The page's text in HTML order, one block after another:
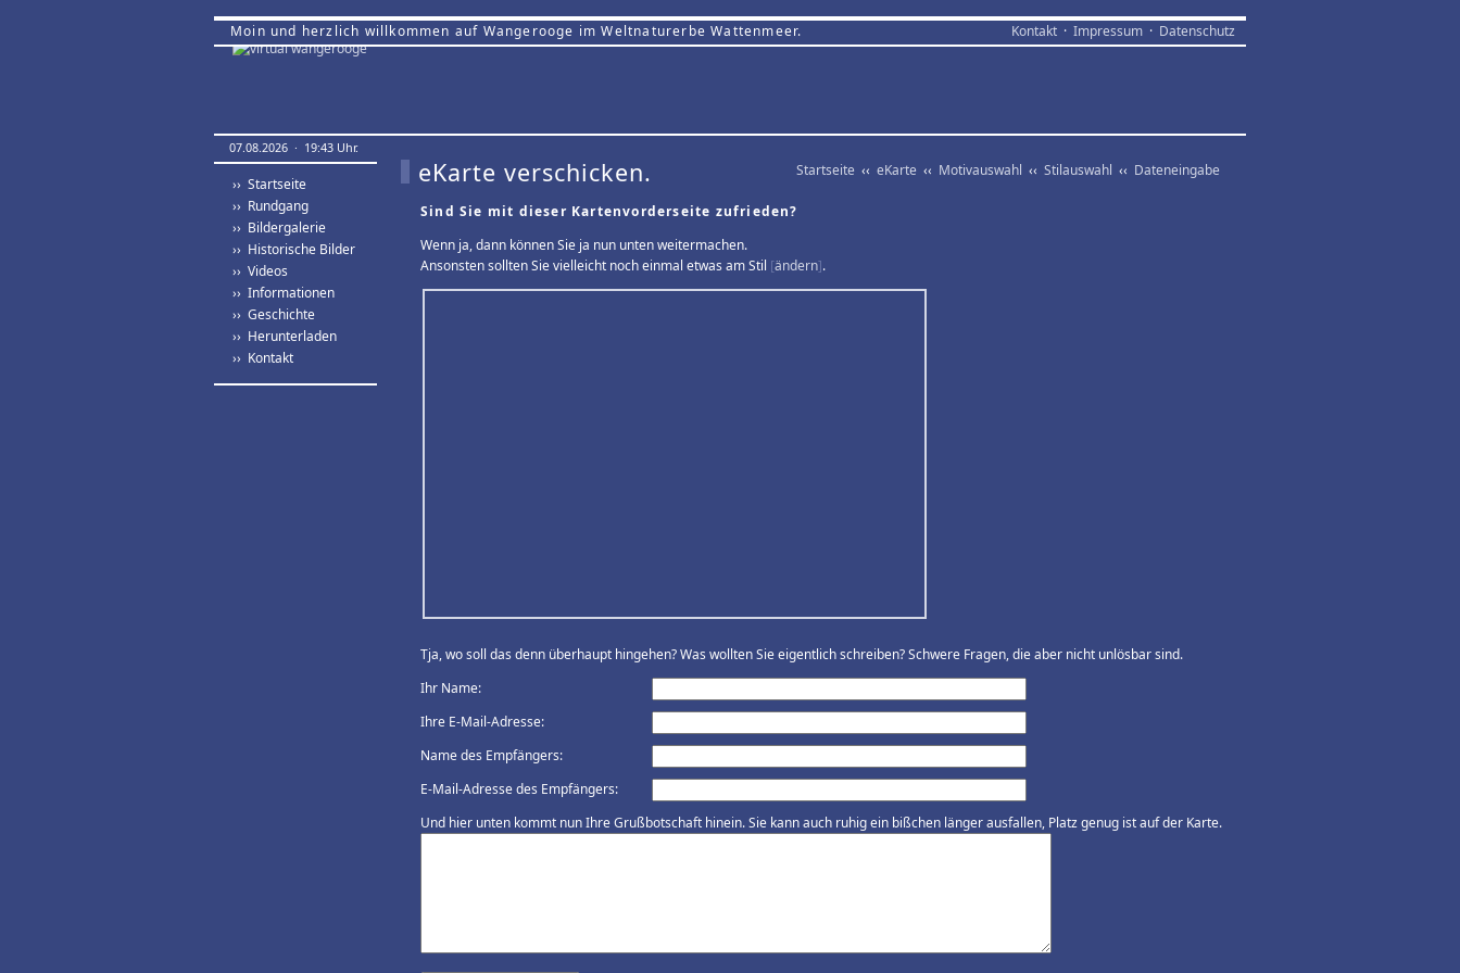
Moin und herzlich willkommen auf Wangerooge im Weltnaturerbe Wattenmeer. Kontakt · Impressum · Datenschutz
07.08.2026 · 19:43 Uhr.
›› Startseite
›› Rundgang
›› Bildergalerie
›› Historische Bilder
›› Videos
›› Informationen
›› Geschichte
›› Herunterladen
›› Kontakt
Startseite ‹‹ eKarte ‹‹ Motivauswahl ‹‹ Stilauswahl ‹‹ Dateneingabe
eKarte verschicken.
Sind Sie mit dieser Kartenvorderseite zufrieden?
Wenn ja, dann können Sie ja nun unten weitermachen.
Ansonsten sollten Sie vielleicht noch einmal etwas am Stil [ändern].
Tja, wo soll das denn überhaupt hingehen? Was wollten Sie eigentlich schreiben? Schwere Fragen, die aber nicht unlösbar sind.
Ihr Name:
Ihre E-Mail-Adresse:
Name des Empfängers:
E-Mail-Adresse des Empfängers:
Und hier unten kommt nun Ihre Grußbotschaft hinein. Sie kann auch ruhig ein bißchen länger ausfallen, Platz genug ist auf der Karte.